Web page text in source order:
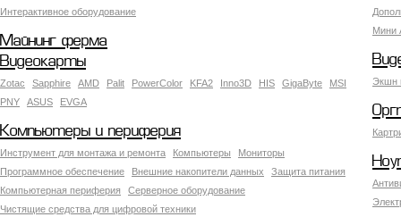
Мини
Интерактивное оборудование
Майнинг ферма
Экшн
Видеокарты
Zotac Sapphire AMD Palit PowerColor KFA2 Inno3D HIS GigaByte
MSI
PNY
ASUS EVGA
Компьютеры и периферия
Инструмент для монтажа и ремонта Компьютеры
Мониторы
Программное обеспечение
Внешние накопители данных
Защита питания
Компьютерная периферия
Серверное оборудование
Чистящие средства для цифровой техники